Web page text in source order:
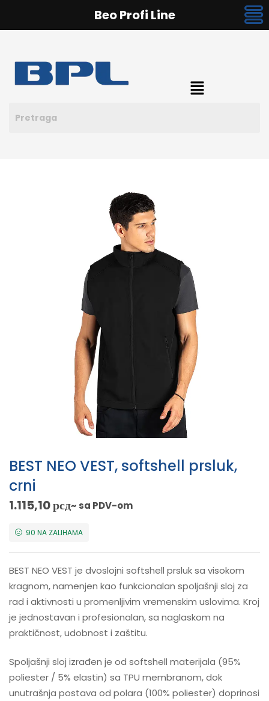
BEST NEO VEST, softshell prsluk,
crni
1.115,10рсд~ sa PDV-om
90 NA ZALIHAMA
BEST NEO VEST je dvoslojni softshell prsluk sa visokom
kragnom, namenjen kao funkcionalan spoljašnji sloj za
rad i aktivnosti u promenljivim vremenskim uslovima. Kroj
je jednostavan i profesionalan, sa naglaskom na
praktičnost, udobnost i zaštitu.
Spoljašnji sloj izrađen je od softshell materijala (95%
poliester / 5% elastin) sa TPU membranom, dok
unutrašnja postava od polara (100% poliester) doprinosi
Beo Profi Line